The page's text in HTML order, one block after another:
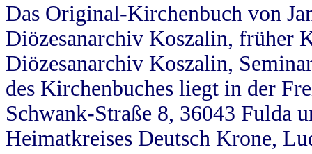
Das Original-Kirchenbuch von
Diözesanarchiv Koszalin, früher
Diözesanarchiv Koszalin,
des Kirchenbuches liegt in der
Schwank-Straße 8, 36043 Fulda
Heimatkreises Deutsch Krone,